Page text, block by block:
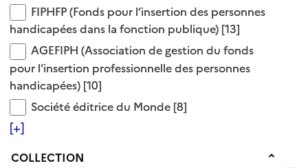
FIPHFP (Fonds pour l’insertion des personnes
FIPHFP (Fonds pour l’insertion des personnes
handicapées dans la fonction publique) [13]
AGEFIPH (Association de gestion du fonds pour
AGEFIPH (Association de gestion du fonds
pour l’insertion professionnelle des personnes
handicapées) [10]
Société éditrice du Monde
Société éditrice du Monde [8]
[+]
Collection
COLLECTION
entreprise adaptée
handicap et fonction
publique
handicap et secteur
privé
122 Documents disponibles dans cette catégorie
Ajouter le résultat au panier
Etendre la recherche sur